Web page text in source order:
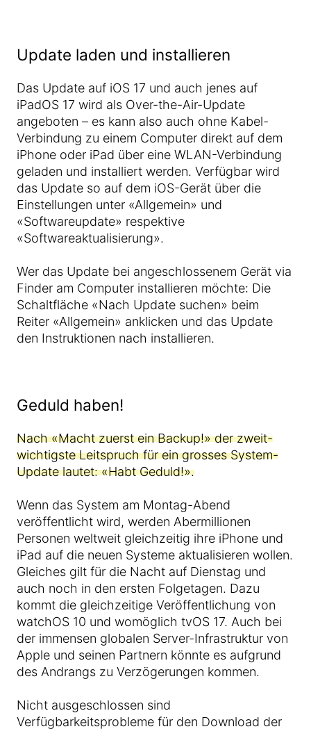
Update laden und installieren
Das Update auf iOS 17 und auch jenes auf
iPadOS 17 wird als Over-the-Air-Update
angeboten – es kann also auch ohne Kabel-
Verbindung zu einem Computer direkt auf dem
iPhone oder iPad über eine WLAN-Verbindung
geladen und installiert werden. Verfügbar wird
das Update so auf dem iOS-Gerät über die
Einstellungen unter «Allgemein» und
«Softwareupdate» respektive
«Softwareaktualisierung».
Wer das Update bei angeschlossenem Gerät via
Finder am Computer installieren möchte: Die
Schaltfläche «Nach Update suchen» beim
Reiter «Allgemein» anklicken und das Update
den Instruktionen nach installieren.
Geduld haben!
Nach «Macht zuerst ein Backup!» der zweit-
wichtigste Leitspruch für ein grosses System-
Update lautet: «Habt Geduld!».
Wenn das System am Montag-Abend
veröffentlicht wird, werden Abermillionen
Personen weltweit gleichzeitig ihre iPhone und
iPad auf die neuen Systeme aktualisieren wollen.
Gleiches gilt für die Nacht auf Dienstag und
auch noch in den ersten Folgetagen. Dazu
kommt die gleichzeitige Veröffentlichung von
watchOS 10 und womöglich tvOS 17. Auch bei
der immensen globalen Server-Infrastruktur von
Apple und seinen Partnern könnte es aufgrund
des Andrangs zu Verzögerungen kommen.
Nicht ausgeschlossen sind
Verfügbarkeitsprobleme für den Download der